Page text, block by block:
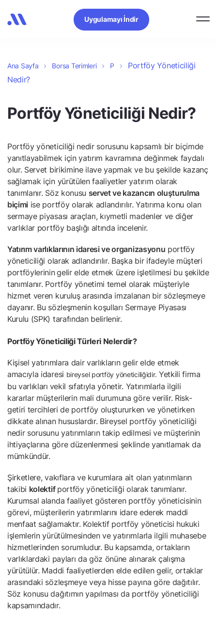
Uygulamayı İndir
Ana Sayfa Borsa Terimleri P
Portföy Yöneticiliği
Nedir?
Portföy Yöneticiliği Nedir?
Portföy yöneticiliği nedir sorusunu kapsamlı bir biçimde
yanıtlayabilmek için yatırım kavramına değinmek faydalı
olur. Servet birikimine ilave yapmak ve bu şekilde kazanç
sağlamak için yürütülen faaliyetler yatırım olarak
tanımlanır. Söz konusu servet ve kazancın oluşturulma
biçimi ise portföy olarak adlandırılır. Yatırıma konu olan
sermaye piyasası araçları, kıymetli madenler ve diğer
varlıklar portföy başlığı altında incelenir.
Yatırım varlıklarının idaresi ve organizasyonu portföy
yöneticiliği olarak adlandırılır. Başka bir ifadeyle müşteri
portföyleriningelir elde etmek üzere işletilmesi bu şekilde
tanımlanır. Portföy yönetimi temel olarak müşteriyle
hizmet veren kuruluş arasında imzalanan bir sözleşmeye
dayanır. Bu sözleşmenin koşulları Sermaye Piyasası
Kurulu (SPK) tarafından belirlenir.
Portföy Yöneticiliği Türleri Nelerdir?
Kişisel yatırımlara dair varlıkların gelir elde etmek
amacıyla idaresi bireysel portföy yöneticiliğidir. Yetkili firma
bu varlıkları vekil sıfatıyla yönetir. Yatırımlarla ilgili
kararlar müşterilerin mali durumuna göre verilir. Risk-
getiri tercihleri de portföy oluştururken ve yönetirken
dikkate alınan hususlardır. Bireysel portföy yöneticiliği
nedir sorusunu yatırımların takip edilmesi ve müşterinin
ihtiyaçlarına göre düzenlenmesi şeklinde yanıtlamak da
mümkündür.
Şirketlere, vakıflara ve kurumlara ait olan yatırımların
takibi kolektif portföy yöneticiliği olarak tanımlanır.
Kurumsal alanda faaliyet gösteren portföy yöneticisinin
görevi, müşterilerin yatırımlarını idare ederek maddi
menfaat sağlamaktır. Kolektif portföy yöneticisi hukuki
işlemlerin yürütülmesinden ve yatırımlarla ilgili muhasebe
hizmetlerinden sorumludur. Bu kapsamda, ortakların
varlıklardaki payları da göz önüne alınarak çalışma
yürütülür. Maddi faaliyetlerden elde edilen gelir, ortaklar
arasındaki sözleşmeye veya hisse payına göre dağıtılır.
Söz konusu dağıtımın yapılması da portföy yöneticiliği
kapsamındadır.